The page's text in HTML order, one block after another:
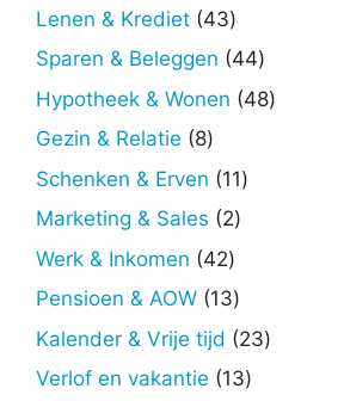
Lenen & Krediet 4343
producten
Sparen & Beleggen 4444
producten
Hypotheek & Wonen 4848
Gezin & Relatie 88
producten
Schenken & Erven 1111
Marketing & Sales 22
Werk & Inkomen 4242
producten
Pensioen & AOW 1313
producten
Kalender & Vrije tijd 2323
Verlof en vakantie 1313